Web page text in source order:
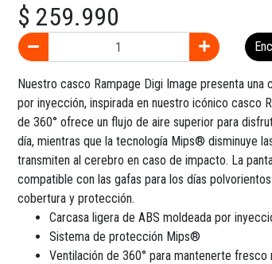
$ 259.990
Nuestro casco Rampage Digi Image presenta una
por inyección, inspirada en nuestro icónico casco
de 360° ofrece un flujo de aire superior para
día, mientras que la tecnología Mips® disminuye
transmiten al cerebro en caso de impacto. La
compatible con las gafas para los días
cobertura y protección.
Carcasa ligera de ABS moldeada por
Sistema de protección Mips®
Ventilación de 360° para mantenerte fresco